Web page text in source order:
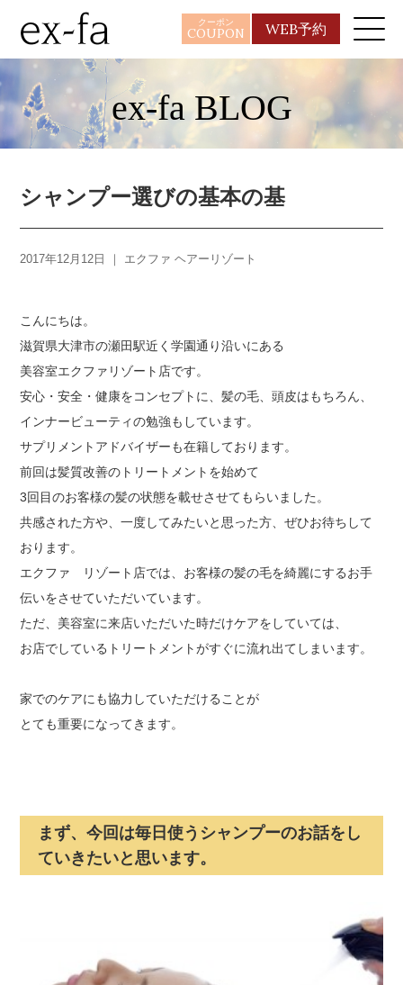
WEB予約
クーポン
COUPON
ex-fa BLOG
シャンプー選びの基本の基
2017年12月12日 ｜ エクファ ヘアーリゾート
こんにちは。
滋賀県大津市の瀬田駅近く学園通り沿いにある
美容室エクファリゾート店です。
安心・安全・健康をコンセプトに、髪の毛、頭皮はもちろん、
インナービューティの勉強もしています。
サプリメントアドバイザーも在籍しております。
前回は髪質改善のトリートメントを始めて
3回目のお客様の髪の状態を載せさせてもらいました。
共感された方や、一度してみたいと思った方、ぜひお待ちして
おります。
エクファ リゾート店では、お客様の髪の毛を綺麗にするお手
伝いをさせていただいています。
ただ、美容室に来店いただいた時だけケアをしていては、
お店でしているトリートメントがすぐに流れ出てしまいます。
家でのケアにも協力していただけることが
とても重要になってきます。
まず、今回は毎日使うシャンプーのお話をし
ていきたいと思います。